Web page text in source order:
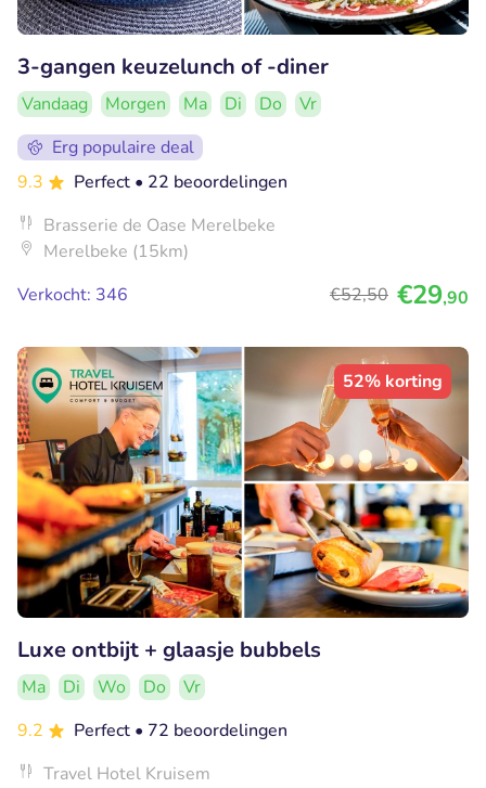
3-gangen keuzelunch of -diner
Vandaag Morgen Ma Di Do
Vr
Erg populaire deal
9.3
Perfect • 22 beoordelingen
Brasserie de Oase Merelbeke
Merelbeke (15km)
Verkocht: 346
€52,50 €29,90
52% korting
Luxe ontbijt + glaasje bubbels
Ma Di Wo Do
Vr
9.2
Perfect • 72 beoordelingen
Travel Hotel Kruisem